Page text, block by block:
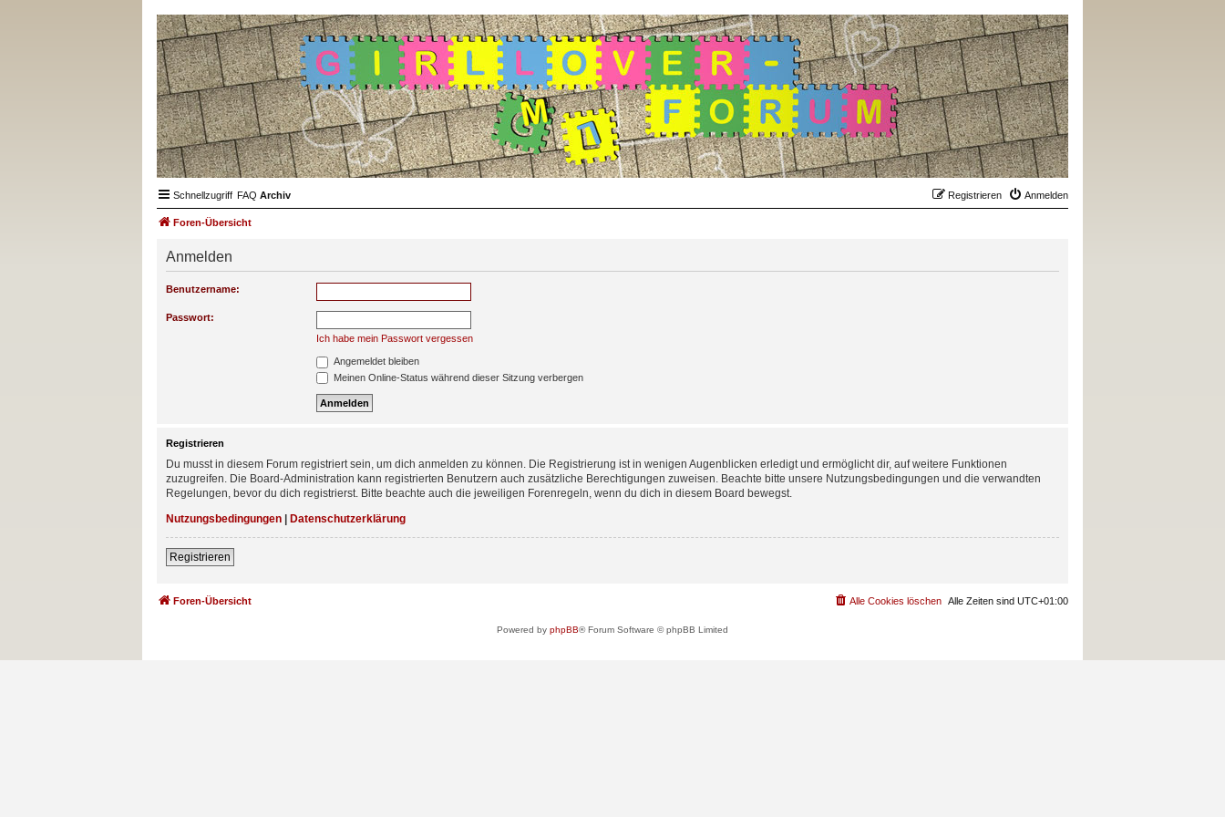
Schnellzugriff FAQ Archiv Anmelden
Registrieren
Foren-Übersicht
Anmelden
Benutzername:
Passwort:
Ich habe mein Passwort vergessen
Angemeldet bleiben
Meinen Online-Status während dieser Sitzung verbergen
Registrieren
Du musst in diesem Forum registriert sein, um dich anmelden zu können. Die Registrierung ist in wenigen Augenblicken erledigt und ermöglicht dir, auf weitere Funktionen
zuzugreifen. Die Board-Administration kann registrierten Benutzern auch zusätzliche Berechtigungen zuweisen. Beachte bitte unsere Nutzungsbedingungen und die verwandten
Regelungen, bevor du dich registrierst. Bitte beachte auch die jeweiligen Forenregeln, wenn du dich in diesem Board bewegst.
Nutzungsbedingungen | Datenschutzerklärung
Registrieren
Foren-Übersicht Alle Zeiten sind UTC+01:00
Alle Cookies löschen
Powered by phpBB® Forum Software © phpBB Limited